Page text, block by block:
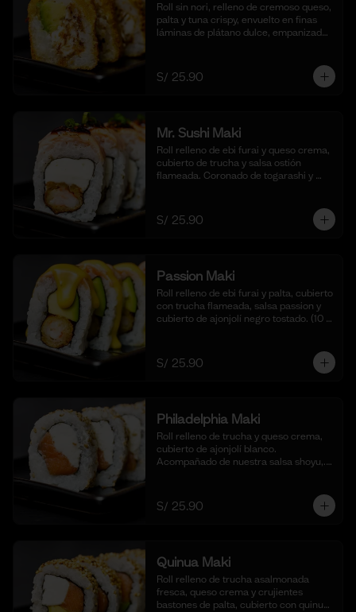
Roll sin nori, relleno de cremoso queso,
palta y tuna crispy, envuelto en finas
láminas de plátano dulce, empanizado
maracuyá y quinua crocante. (10
cortes).
S/ 25.90
Mr. Sushi Maki
Roll relleno de ebi furai y queso crema,
cubierto de trucha y salsa ostión
flameada. Coronado de togarashi y
S/ 25.90
Passion Maki
Roll relleno de ebi furai y palta, cubierto
con trucha flameada, salsa passion y
cubierto de ajonjolí negro tostado. (10
S/ 25.90
Philadelphia Maki
Roll relleno de trucha y queso crema,
cubierto de ajonjolí blanco.
Acompañado de nuestra salsa shoyu,.
S/ 25.90
Quinua Maki
Roll relleno de trucha asalmonada
fresca, queso crema y crujientes
bastones de palta, cubierto con quinua